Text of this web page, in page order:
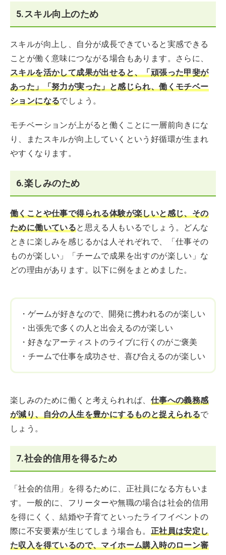
5.スキル向上のため
スキルが向上し、自分が成長できていると実感できる
ことが働く意味につながる場合もあります。さらに、
スキルを活かして成果が出せると、「頑張った甲斐が
あった」「努力が実った」と感じられ、働くモチベー
ションになるでしょう。
モチベーションが上がると働くことに一層前向きにな
り、またスキルが向上していくという好循環が生まれ
やすくなります。
6.楽しみのため
働くことや仕事で得られる体験が楽しいと感じ、その
ために働いていると思える人もいるでしょう。どんな
ときに楽しみを感じるかは人それぞれで、「仕事その
ものが楽しい」「チームで成果を出すのが楽しい」な
どの理由があります。以下に例をまとめました。
・ゲームが好きなので、開発に携われるのが楽しい
・出張先で多くの人と出会えるのが楽しい
・好きなアーティストのライブに行くのがご褒美
・チームで仕事を成功させ、喜び合えるのが楽しい
楽しみのために働くと考えられれば、 仕事への義務感
が減り、自分の人生を豊かにするものと捉えられるで
しょう。
7.社会的信用を得るため
「社会的信用」を得るために、正社員になる方もいま
す。一般的に、フリーターや無職の場合は社会的信用
を得にくく、結婚や子育てといったライフイベントの
際に不安要素が生じてしまう場合も。 正社員は安定し
た収入を得ているので、マイホーム購入時のローン審